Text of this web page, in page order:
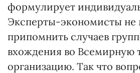
формулирует
Эксперты-экономисты не
припомнить случаев
вхождения во Всемирную
организацию. Так что